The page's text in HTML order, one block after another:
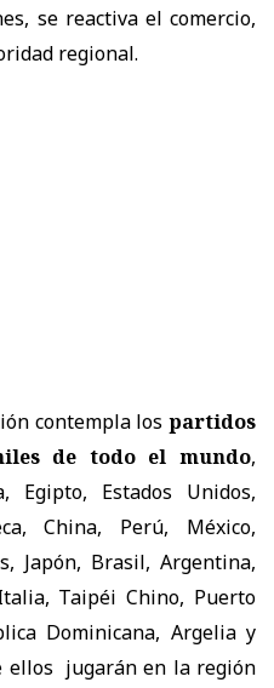
se reactiva el comercio,
regional.
contempla los partidos
de todo el mundo,
Egipto, Estados Unidos,
China, Perú, México,
Japón, Brasil, Argentina,
Taipéi Chino, Puerto
Dominicana, Argelia y
ellos jugarán en la región